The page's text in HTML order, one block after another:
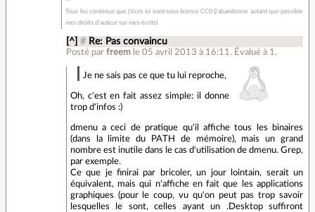
Tous les contenus que j'écris ici sont sous licence CC0 (j'abandonne autant que possible
mes droits d'auteur sur mes écrits)
[^] # Re: Pas convaincu
Posté par freem le 05 avril 2013 à 16:11 . Évalué à 1 .
Je ne sais pas ce que tu lui reproche,
Oh, c'est en fait assez simple: il donne
trop d'infos :)
dmenu a ceci de pratique qu'il affiche tous les binaires
(dans la limite du PATH de mémoire), mais un grand
nombre est inutile dans le cas d'utilisation de dmenu. Grep,
par exemple.
Ce que je finirai par bricoler, un jour lointain, serait un
équivalent, mais qui n'affiche en fait que les applications
graphiques (pour le coup, vu qu'on peut pas trop savoir
lesquelles le sont, celles ayant un .Desktop suffiront